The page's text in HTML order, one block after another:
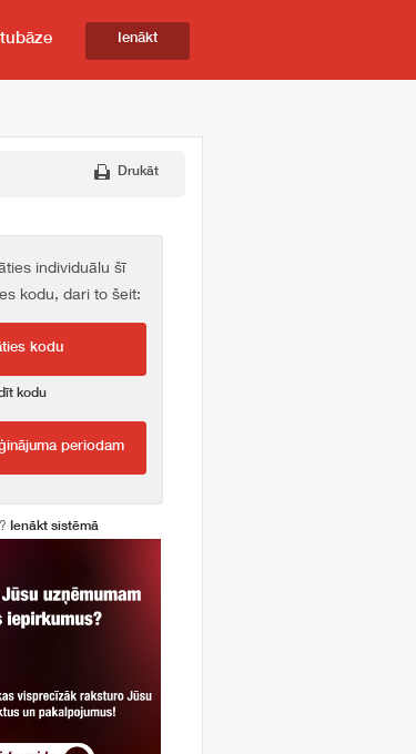
Ienākt
Drukāt
individuālu šī
kodu, dari to šeit:
kodu
kodu
periodam
Ienākt sistēmā